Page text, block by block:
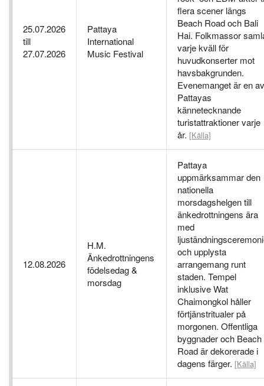
25.07.2026
till
27.07.2026
Pattaya
International
Music Festival
flera scener längs
Beach Road och Bali
Hai. Folkmassor
varje kväll för
huvudkonserter mot
havsbakgrunden.
Evenemanget är en av
Pattayas
kännetecknande
turistattraktioner varje
år. [Källa]
12.08.2026
H.M.
Änkedrottningens
födelsedag &
morsdag
Pattaya
uppmärksammar den
nationella
morsdagshelgen till
änkedrottningens ära
med
och upplysta
arrangemang runt
staden. Tempel
inklusive Wat
Chaimongkol håller
förtjänstritualer på
morgonen. Offentliga
byggnader och Beach
Road är dekorerade i
dagens färger. [Källa]